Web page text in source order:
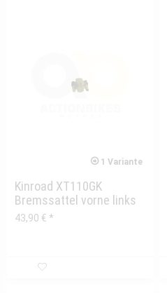
1 Variante
Kinroad XT110GK
Bremssattel vorne links
43,90 € *